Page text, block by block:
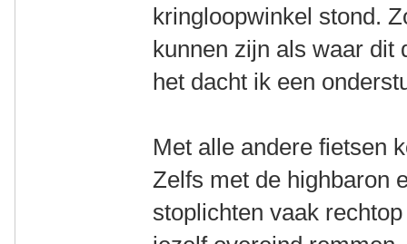
kringloopwinkel stond.
kunnen zijn als waar dit
het dacht ik een
Met alle andere fietsen
Zelfs met de highbaron
stoplichten vaak